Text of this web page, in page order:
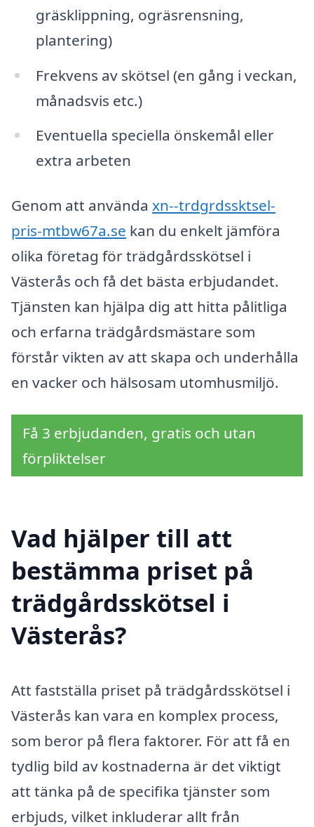
gräsklippning, ogräsrensning,
plantering)
Frekvens av skötsel (en gång i veckan,
månadsvis etc.)
Eventuella speciella önskemål eller
extra arbeten
Genom att använda xn--trdgrdssktsel-
pris-mtbw67a.se kan du enkelt jämföra
olika företag för trädgårdsskötsel i
Västerås och få det bästa erbjudandet.
Tjänsten kan hjälpa dig att hitta pålitliga
och erfarna trädgårdsmästare som
förstår vikten av att skapa och underhålla
en vacker och hälsosam utomhusmiljö.
Få 3 erbjudanden, gratis och utan
förpliktelser
Vad hjälper till att
bestämma priset på
trädgårdsskötsel i
Västerås?
Att fastställa priset på trädgårdsskötsel i
Västerås kan vara en komplex process,
som beror på flera faktorer. För att få en
tydlig bild av kostnaderna är det viktigt
att tänka på de specifika tjänster som
erbjuds, vilket inkluderar allt från